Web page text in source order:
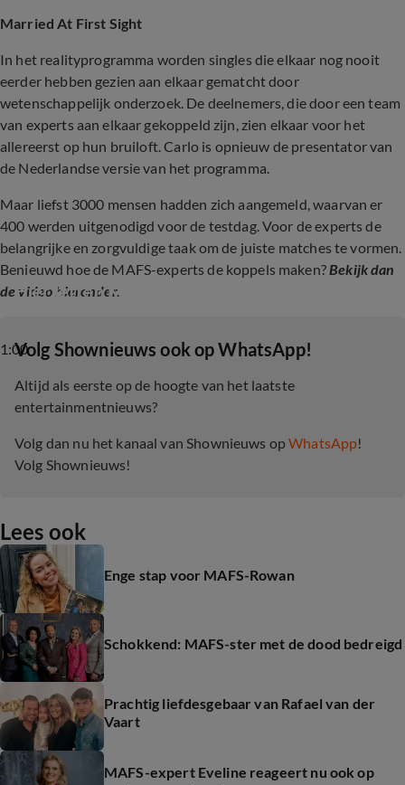
Married At First Sight
In het realityprogramma worden singles die elkaar nog nooit
eerder hebben gezien aan elkaar gematcht door
wetenschappelijk onderzoek. De deelnemers, die door een team
van experts aan elkaar gekoppeld zijn, zien elkaar voor het
allereerst op hun bruiloft. Carlo is opnieuw de presentator van
de Nederlandse versie van het programma.
Maar liefst 3000 mensen hadden zich aangemeld, waarvan er
400 werden uitgenodigd voor de testdag. Voor de experts de
belangrijke en zorgvuldige taak om de juiste matches te vormen.
Benieuwd hoe de MAFS-experts de koppels maken?Bekijk dan
de video hieronder.
1:00
Hier letten MAFS-experts op
‎Volg Shownieuws ook op WhatsApp!
Altijd als eerste op de hoogte van het laatste
entertainmentnieuws?
Volg dan nu het kanaal van Shownieuws opWhatsApp!
Volg Shownieuws!
Lees ook
Enge stap voor MAFS-Rowan
Schokkend: MAFS-ster met de dood bedreigd
Prachtig liefdesgebaar van Rafael van der
Vaart
MAFS-expert Eveline reageert nu ook op